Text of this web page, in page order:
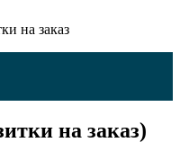
на заказ
на заказ)